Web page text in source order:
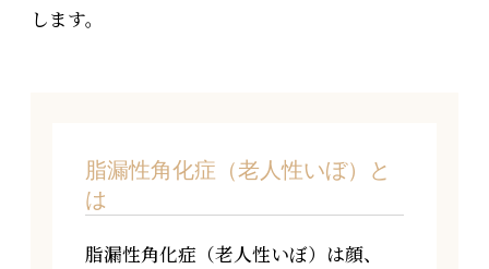
します。
脂漏性角化症（老人性いぼ）と
は
脂漏性角化症（老人性いぼ）は顔、